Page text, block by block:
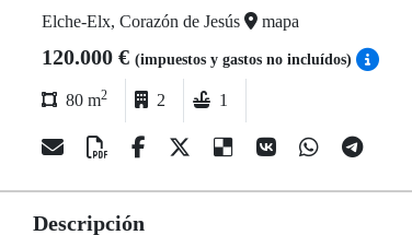
Elche-Elx, Corazón de Jesús mapa
120.000 € (impuestos y gastos no incluídos)
80 m2 2 1
Descripción